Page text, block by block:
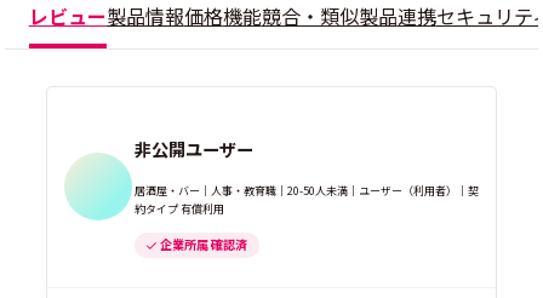
レビュー製品情報価格機能競合・類似製品連携セキュリテ
非公開ユーザー
居酒屋・バー｜人事・教育職｜20-50人未満｜ユーザー（利用者）｜契
約タイプ 有償利用
企業所属 確認済